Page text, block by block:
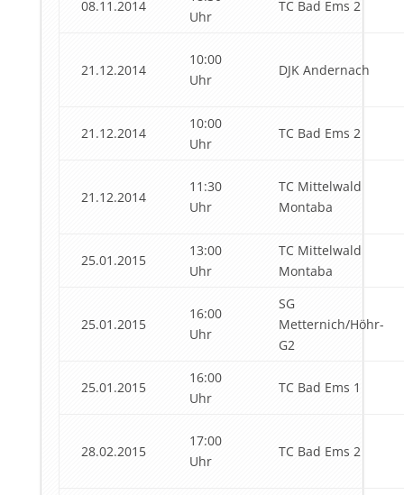
08.11.2014
Uhr
TC Bad Ems 2
21.12.2014
10:00
Uhr
DJK Andernach
21.12.2014
10:00
Uhr
TC Bad Ems 2
21.12.2014
11:30
Uhr
TC Mittelwald
Montaba
25.01.2015
13:00
Uhr
TC Mittelwald
Montaba
25.01.2015
16:00
Uhr
SG
Metternich/Höhr-
G2
25.01.2015
16:00
Uhr
TC Bad Ems 1
28.02.2015
17:00
Uhr
TC Bad Ems 2